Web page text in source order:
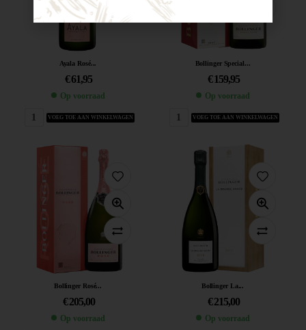
Ayala Rosé...
€61,95
Op voorraad
VOEG TOE AAN WINKELWAGEN
Bollinger Special...
€ 159,95
Op voorraad
VOEG TOE AAN WINKELWAGEN
Bollinger Rosé...
€ 205,00
Op voorraad
Bollinger La...
€ 215,00
Op voorraad